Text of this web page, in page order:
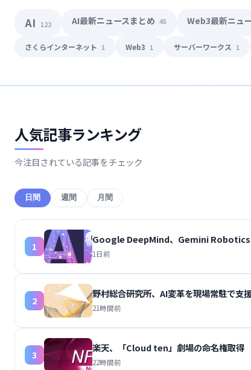
AI 122 AI最新ニュースまとめ 45 Web3最新ニュ
さくらインターネット 1 Web3 1 サーバーワークス 1
人気記事ランキング
今注目されている記事をチェック
日間 週間 月間
1
Google DeepMind、Gemini Robotics
1日前
2
野村総合研究所、AI変革を現場常駐で
21時間前
3
楽天、「Cloud ten」劇場の命名権取得
22時間前